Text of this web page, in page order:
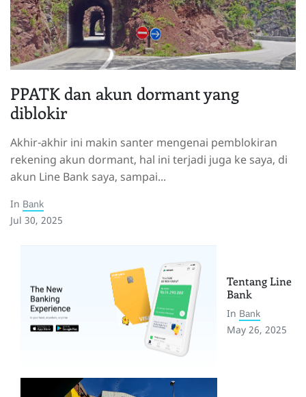
PPATK dan akun dormant yang
diblokir
Akhir-akhir ini makin santer mengenai pemblokiran
rekening akun dormant, hal ini terjadi juga ke saya, di
akun Line Bank saya, sampai...
In Bank
Jul 30, 2025
Tentang Line
Bank
In Bank
May 26, 2025